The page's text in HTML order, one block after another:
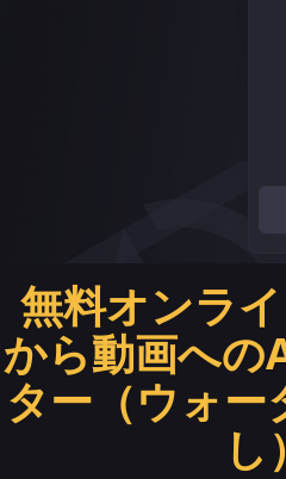
無料オンラ
から動画への
ター（ウォー
し）